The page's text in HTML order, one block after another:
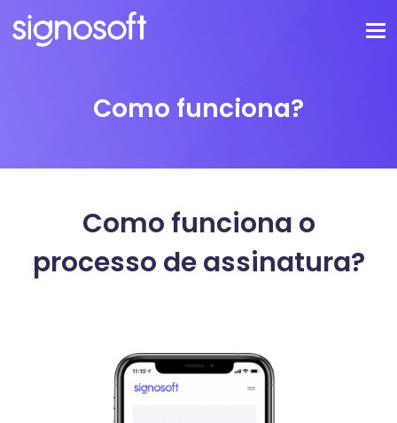
Como funciona?
Como funciona o
processo de assinatura?